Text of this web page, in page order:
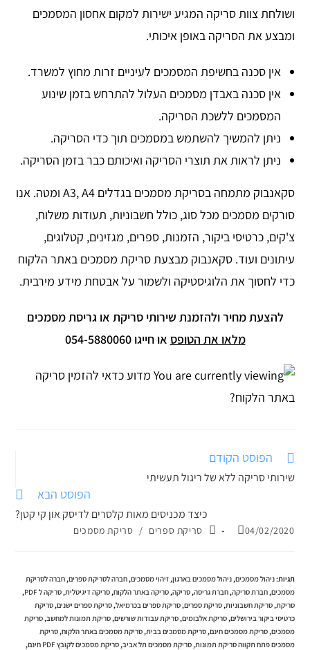
ושולחת צוות סריקה המגיע ישירות למקום אחסון המסמכים
ומבצע את הסריקה באופן איכותי.
אין סכנה בחשיפת המסמכים לעיניים זרות מחוץ למשרד.
אין סכנה באבדן מסמכים העלול להתרחש בזמן שינוע
המסמכים ללשכת הסריקה.
ניתן להמשיך להשתמש במסמכים תוך כדי הסריקה.
ניתן לראות את תוצרי הסריקה ואיכותם כבר בזמן הסריקה.
סקאנבוק מתמחה בסריקת מסמכים בגדלים A3, A4 ומטה. אנו
סורקים מסמכים מכל סוג, כולל חשבוניות, תעודות משלוח,
צ'קים, כרטיסי ביקור, הזמנות, ספרים, מגזינים, קטלוגים,
עיתונים ועוד. סקאנבוק מבצעת סריקת מסמכים באתר הלקוח
כדי לחסוך את הלוגיסטיקה ולשמור על אבטחת מידע מירבית.
להצעת מחיר ולהזמנת שירותי סריקת או גריסת מסמכים
מלאו את הטופס או חייגו 054-5880060
לקרוא
נוספים
הפוסט הקודם
שירותי סריקה ללא של ריגול תעשיתי
הפוסט הבא
כיצד מכניסים מאות קלסרים לדיסק און קי קטן?
פורסם:
04/02/2020 קטגוריה:
סריקת ספרים / סריקת מסמכים
תגיות:ניהול מסמכים, ניהול מסמכים בארגון, זיהוי מסמכים, חברה לסריקת ספרים, חברה לסריקת
מסמכים, חברת סריקה, חברת גריסה, סריקה, סריקה באתר הלקוח, סריקה דיגיטלית, סריקה ל PDF
,
סריקת, סריקת חשבוניות, סריקת ספרים, סריקת ספרים בכרמיאל, סריקת ספרים ישנים, סריקת
כרטיסי ביקור בירושלים, סריקת אלבומים, סריקת עבודות שורשים, סריקת תמונות למחשב, סריקת
מסמכים, סריקת מסמכים חינם, סריקת מסמכים בבית, סריקת מסמכים באתר הלקוח, סריקת
מסמכים פתח תקווה סריקת תמונות, סריקת מסמכים תל אביב, סריקת מסמכים לקובץ PDF חינם
,